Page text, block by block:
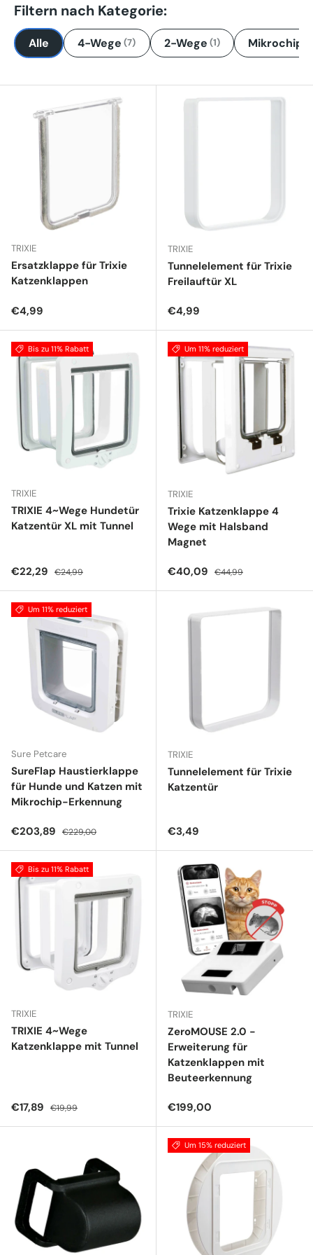
Filtern nach Kategorie:
Alle 4-Wege (7) 2-Wege (1) Mikrochip
TRIXIE
Ersatzklappe für Trixie
Katzenklappen
Normaler Preis
€4,99
TRIXIE
Tunnelelement für Trixie
Freilauftür XL
Normaler Preis
€4,99
Bis zu 11% Rabatt
TRIXIE
TRIXIE 4~Wege Hundetür
Katzentür XL mit Tunnel
Verkaufspreis
€22,29 Normaler Preis
€24,99
Um 11% reduziert
TRIXIE
Trixie Katzenklappe 4
Wege mit Halsband
Magnet
Verkaufspreis
€40,09 Normaler Preis
€44,99
Um 11% reduziert
Sure Petcare
SureFlap Haustierklappe
für Hunde und Katzen mit
Mikrochip-Erkennung
Verkaufspreis
€203,89 Normaler Preis
€229,00
TRIXIE
Tunnelelement für Trixie
Katzentür
Normaler Preis
€3,49
Bis zu 11% Rabatt
TRIXIE
TRIXIE 4~Wege
Katzenklappe mit Tunnel
Verkaufspreis
€17,89 Normaler Preis
€19,99
TRIXIE
ZeroMOUSE 2.0 -
Erweiterung für
Katzenklappen mit
Beuteerkennung
Normaler Preis
€199,00
Um 15% reduziert